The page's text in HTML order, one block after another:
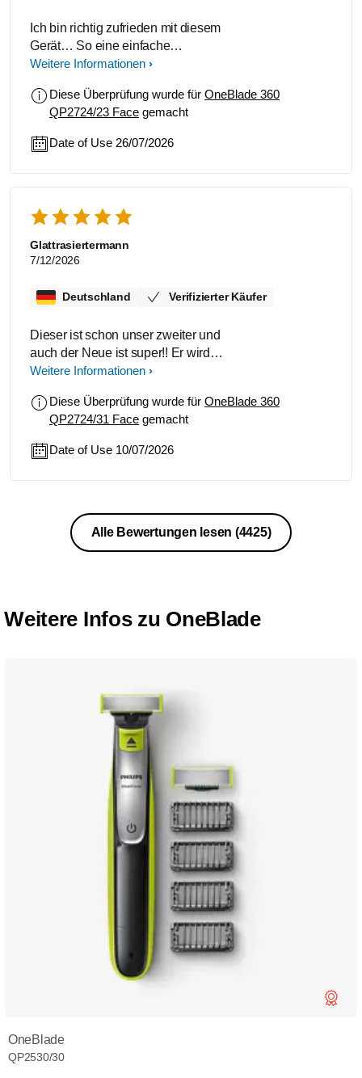
Ich bin richtig zufrieden mit diesem
Gerät… So eine einfache
Bedienung…. Das Rasieren geht ja
Weitere Informationen
Diese Überprüfung wurde für OneBlade 360
QP2724/23 Face gemacht
Date of Use 26/07/2026
Glattrasiertermann
7/12/2026
Deutschland Verifizierter Käufer
Dieser ist schon unser zweiter und
auch der Neue ist super!! Er wird
hauptsächlich im Intimbereich
auch immer prima rasiert. Bisher
immer nur Trockenrasur und keine
Hautirritationen Aufgetreten so muss
das sein. Rundum zufrieden. Die
Weitere Informationen
Diese Überprüfung wurde für OneBlade 360
QP2724/31 Face gemacht
Date of Use 10/07/2026
Alle Bewertungen lesen (4425)
Weitere Infos zu OneBlade
OneBlade
QP2530/30